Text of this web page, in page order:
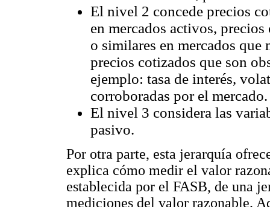
El nivel 2 concede precios
en mercados activos,
o similares en mercados
precios cotizados que son
ejemplo: tasa de interés,
corroboradas por el mercado.
El nivel 3 considera las
pasivo.
Por otra parte, esta jerarquía
explica cómo medir el valor
establecida por el FASB, de una
mediciones del valor razonable.